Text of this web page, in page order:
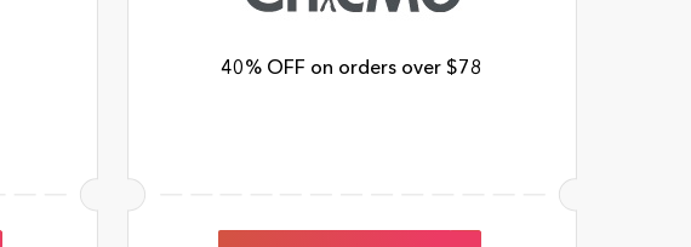
40% OFF on orders over $78